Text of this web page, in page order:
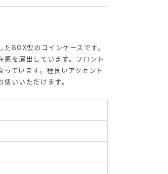
BOX型のコインケースです。
を演出しています。フロント
ています。程良いアクセント
いいただけます。